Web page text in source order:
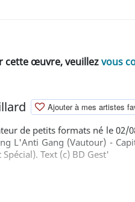
cette œuvre, veuillezvous
Ajouter à mes artistes
de petits formats né le 02/
L'Anti Gang (Vautour) -
Text (c) BD Gest'